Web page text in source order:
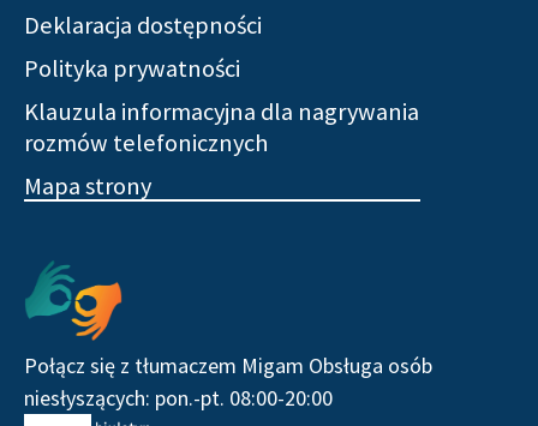
Deklaracja dostępności
Polityka prywatności
Klauzula informacyjna dla nagrywania
rozmów telefonicznych
Mapa strony
Połącz się z tłumaczem Migam Obsługa osób
niesłyszących: pon.-pt. 08:00-20:00
Serwisy społecznościowe